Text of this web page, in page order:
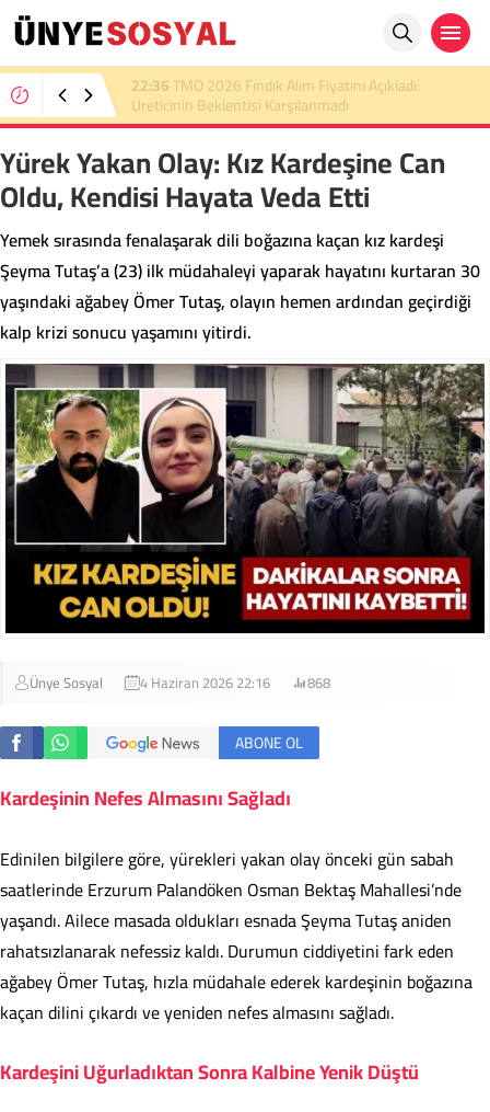
22:36TMO 2026 Fındık Alım Fiyatını Açıkladı:
Üreticinin Beklentisi Karşılanmadı
Yürek Yakan Olay: Kız Kardeşine Can
Oldu, Kendisi Hayata Veda Etti
Yemek sırasında fenalaşarak dili boğazına kaçan kız kardeşi
Şeyma Tutaş’a (23) ilk müdahaleyi yaparak hayatını kurtaran 30
yaşındaki ağabey Ömer Tutaş, olayın hemen ardından geçirdiği
kalp krizi sonucu yaşamını yitirdi.
Ünye Sosyal 4 Haziran 2026 22:16 868
ABONE OL
Kardeşinin Nefes Almasını Sağladı
Edinilen bilgilere göre, yürekleri yakan olay önceki gün sabah
saatlerinde Erzurum Palandöken Osman Bektaş Mahallesi’nde
yaşandı. Ailece masada oldukları esnada Şeyma Tutaş aniden
rahatsızlanarak nefessiz kaldı. Durumun ciddiyetini fark eden
ağabey Ömer Tutaş, hızla müdahale ederek kardeşinin boğazına
kaçan dilini çıkardı ve yeniden nefes almasını sağladı.
Kardeşini Uğurladıktan Sonra Kalbine Yenik Düştü